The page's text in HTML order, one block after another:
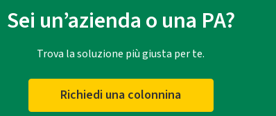
Sei un’azienda o una PA?
Trova la soluzione più giusta per te.
Richiedi una colonnina